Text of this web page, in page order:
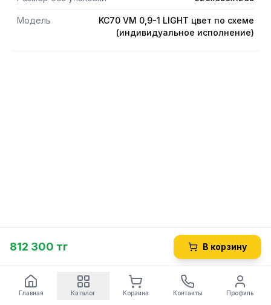
Модель
KC70 VM 0,9-1 LIGHT цвет по схеме
(индивидуальное исполнение)
812 300 тг В корзину
Главная Каталог Корзина Контакты Профиль